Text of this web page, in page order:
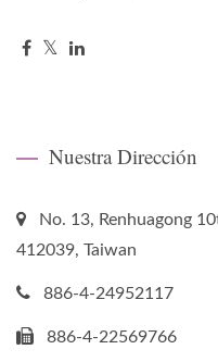
Nuestra Dirección
No. 13, Renhuagong
412039, Taiwan
886-4-24952117
886-4-22569766